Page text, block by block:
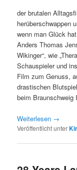
der brutalen
herüberschwappen
wenn man Glück
Anders Thomas
Wikinger“, wie
Schauspieler und
Film zum Genuss,
drastischen
beim Braunschweig
Weiterlesen →
Veröffentlicht unter